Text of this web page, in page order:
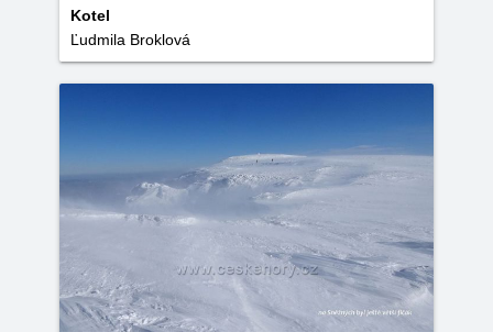
Kotel
Ľudmila Broklová